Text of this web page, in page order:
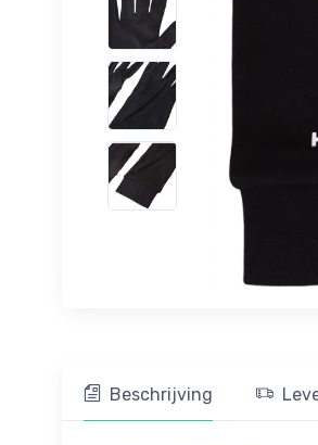
Beschrijving